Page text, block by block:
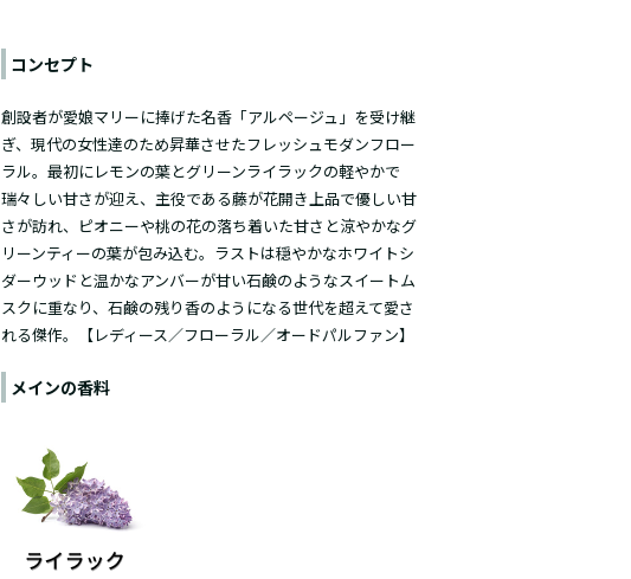
コンセプト
創設者が愛娘マリーに捧げた名香「アルページュ」を受け継
ぎ、現代の女性達のため昇華させたフレッシュモダンフロー
ラル。最初にレモンの葉とグリーンライラックの軽やかで
瑞々しい甘さが迎え、主役である藤が花開き上品で優しい甘
さが訪れ、ピオニーや桃の花の落ち着いた甘さと涼やかなグ
リーンティーの葉が包み込む。ラストは穏やかなホワイトシ
ダーウッドと温かなアンバーが甘い石鹸のようなスイートム
スクに重なり、石鹸の残り香のようになる世代を超えて愛さ
れる傑作。【レディース／フローラル／オードパルファン】
メインの香料